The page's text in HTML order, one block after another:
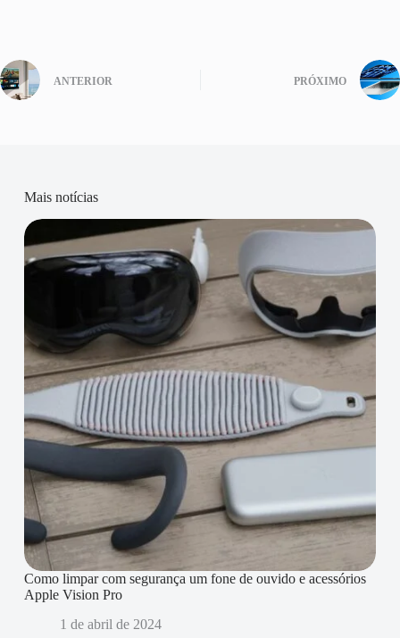
ANTERIOR PRÓXIMO
Mais notícias
Como limpar com segurança um fone de ouvido e acessórios
Apple Vision Pro
1 de abril de 2024